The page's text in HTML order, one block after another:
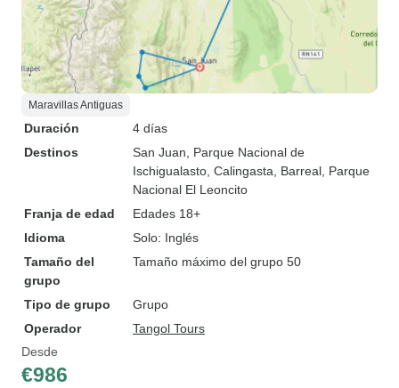
Maravillas Antiguas
Duración
4 días
Destinos
San Juan , Parque Nacional de
Ischigualasto , Calingasta , Barreal , Parque
Nacional El Leoncito
Franja de edad
Edades 18+
Idioma
Solo: Inglés
Tamaño del
grupo
Tamaño máximo del grupo 50
Tipo de grupo
Grupo
Operador
Tangol Tours
Desde
€986